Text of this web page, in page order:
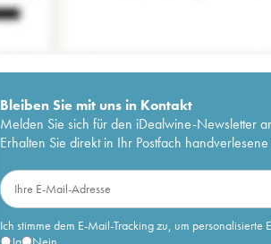
Bleiben Sie mit uns in Kontakt
Melden Sie sich für den iDealwine-Newsletter
Erhalten Sie direkt in Ihr Postfach
Ich stimme dem E-Mail-Tracking zu, um personalisierte